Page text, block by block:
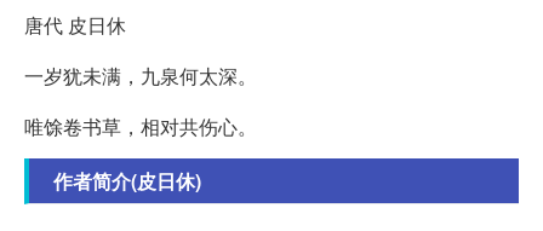
唐代 皮日休
一岁犹未满，九泉何太深。
唯馀卷书草，相对共伤心。
作者简介(皮日休)